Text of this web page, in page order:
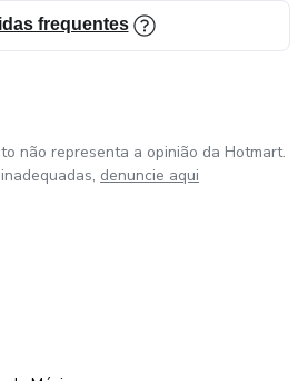
frequentes
não representa a opinião da Hotmart.
denuncie aqui